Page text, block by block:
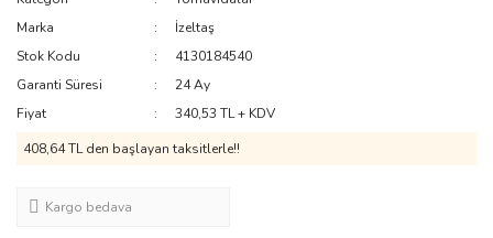
Marka
İzeltaş
Stok Kodu
4130184540
Garanti Süresi
24 Ay
Fiyat
340,53 TL + KDV
408,64 TL den başlayan taksitlerle!!
Kargo bedava